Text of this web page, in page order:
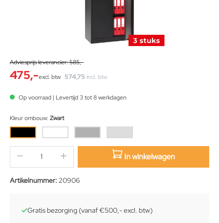
Adviesprijs leverancier: 585,-
475,- 574,75 incl. btw
excl. btw
Op voorraad | Levertijd 3 tot 8 werkdagen
Kleur ombouw: Zwart
sition.qty.decrementsition.qty.incrementIn winkelwagen
Artikelnummer: 20906
Gratis bezorging (vanaf €500,- excl. btw)